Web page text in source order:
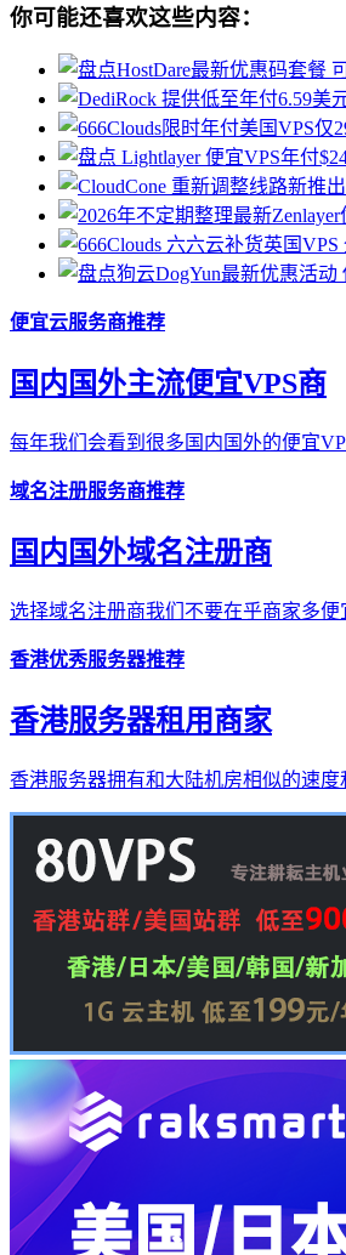
你可能还喜欢这些内容：
便宜云服务商推荐
国内国外主流便宜VPS商
每年我们会看到很多国内国外的便宜
域名注册服务商推荐
国内国外域名注册商
选择域名注册商我们不要在乎商家多
香港优秀服务器推荐
香港服务器租用商家
香港服务器拥有和大陆机房相似的速